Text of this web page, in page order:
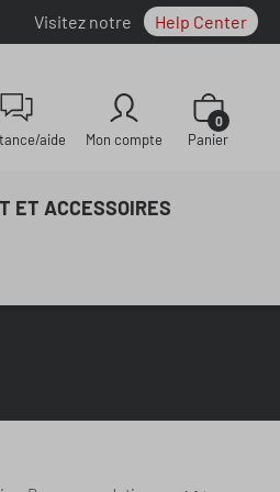
Visitez notre Help Center
aide Mon compte
Le panier
0
Panier
ET ACCESSOIRES